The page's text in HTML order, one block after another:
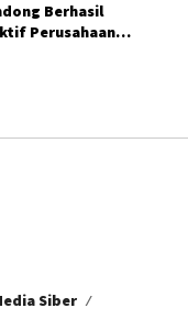
Berhasil
Perusahaan
Siber